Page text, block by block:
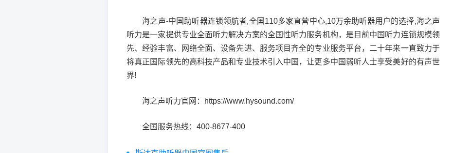
海之声-中国助听器连锁领航者,全国110多家直营中心,10万余助听器用户的选择,海之声
听力是一家提供专业全面听力解决方案的全国性听力服务机构，是目前中国听力连锁规模领
先、经验丰富、网络全面、设备先进、服务项目齐全的专业服务平台，二十年来一直致力于
将真正国际领先的高科技产品和专业技术引入中国，让更多中国弱听人士享受美好的有声世
界!
海之声听力官网：https://www.hysound.com/
全国服务热线：400-8677-400